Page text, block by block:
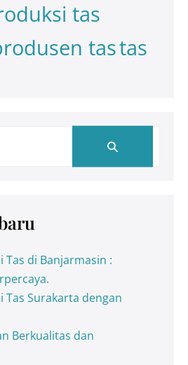
tas
tastas
Tas di Banjarmasin :
Tas Surakarta dengan
Berkualitas dan